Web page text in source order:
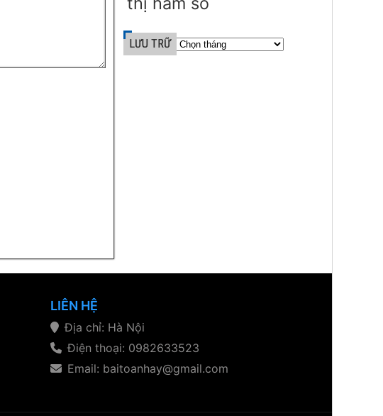
LƯU TRỮ
LIÊN HỆ
Địa chỉ: Hà Nội
Điện thoại: 0982633523
Email: baitoanhay@gmail.com